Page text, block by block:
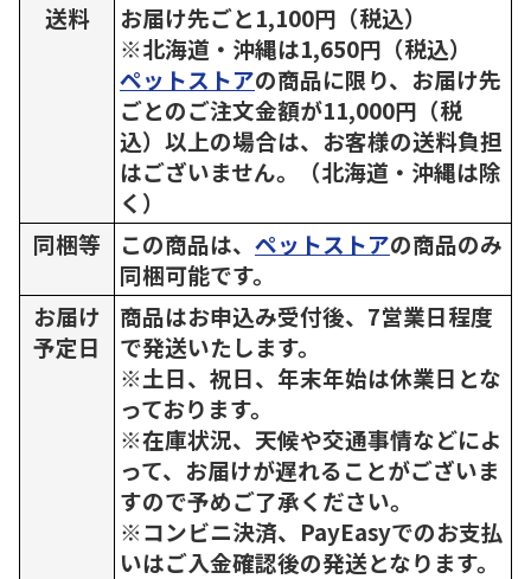
送料
お届け先ごと1,100円（税込）
※北海道・沖縄は1,650円（税込）
ペットストアの商品に限り、お届け先
ごとのご注文金額が11,000円（税
込）以上の場合は、お客様の送料負担
はございません。（北海道・沖縄は除
く）
同梱等
この商品は、 ペットストアの商品のみ
同梱可能です。
お届け
予定日
商品はお申込み受付後、7営業日程度
で発送いたします。
※土日、祝日、年末年始は休業日とな
っております。
※在庫状況、天候や交通事情などによ
って、お届けが遅れることがございま
すので予めご了承ください。
※コンビニ決済、PayEasyでのお支払
いはご入金確認後の発送となります。